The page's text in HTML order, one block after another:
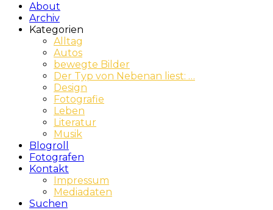
About
Archiv
Kategorien
Alltag
Autos
bewegte Bilder
Der Typ von Nebenan liest: …
Design
Fotografie
Leben
Literatur
Musik
Blogroll
Fotografen
Kontakt
Impressum
Mediadaten
Suchen